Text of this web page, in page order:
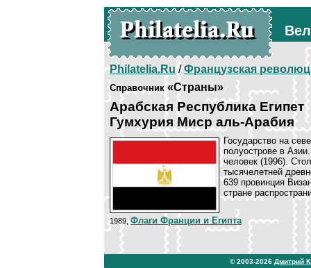
Philatelia.Ru/Французская
Справочник«Страны»
Арабская Республика Египет
Гумхурия Миср аль-Арабия
Государство на
полуострове в
человек (1996).
тысячелетней
639 провинция
стране
1989,Флаги Франции и Египта
© 2003-2026 Дмитрий